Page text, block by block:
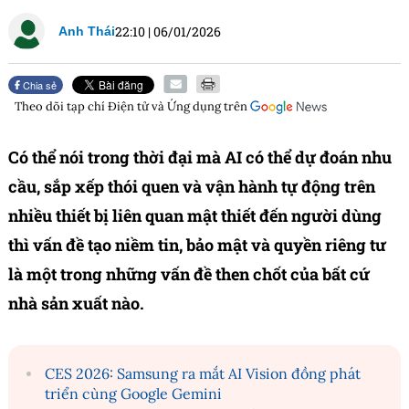
Anh Thái22:10 |06/01/2026
Chia sẻ
Theo dõi tạp chíĐiện tử và Ứng dụngtrên
Có thể nói trong thời đại mà AI có thể dự đoán nhu
cầu, sắp xếp thói quen và vận hành tự động trên
nhiều thiết bị liên quan mật thiết đến người dùng
thì vấn đề tạo niềm tin, bảo mật và quyền riêng tư
là một trong những vấn đề then chốt của bất cứ
nhà sản xuất nào.
CES 2026: Samsung ra mắt AI Vision đồng phát
triển cùng Google Gemini